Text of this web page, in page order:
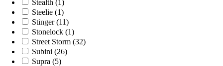
Stealth (1)
Steelie (1)
Stinger (11)
Stonelock (1)
Street Storm (32)
Subini (26)
Supra (5)